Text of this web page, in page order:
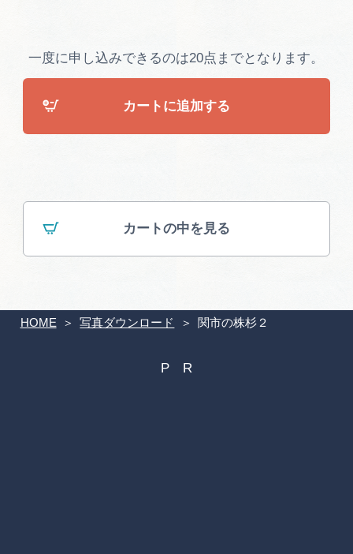
広告掲載
サイトポリシー
HOME 写真ダウンロード 関市の株杉２
一度に申し込みできるのは20点までとなります。
カートに追加する
カートの中を見る